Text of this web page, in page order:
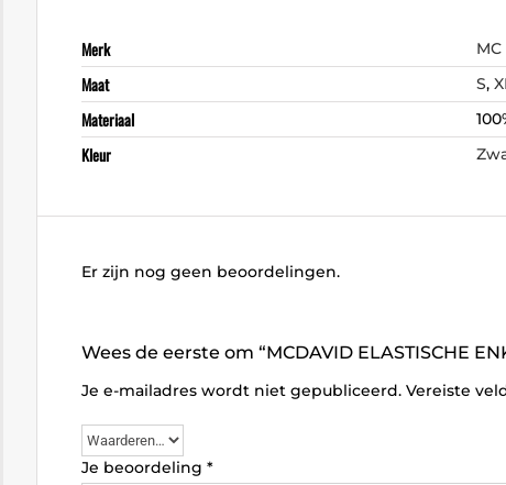
Merk
Maat S,
Materiaal
Kleur
Er zijn nog geen beoordelingen.
Wees de eerste om “MCDAVID ELASTISCHE
Je e-mailadres wordt niet gepubliceerd. Vereiste
Je beoordeling *